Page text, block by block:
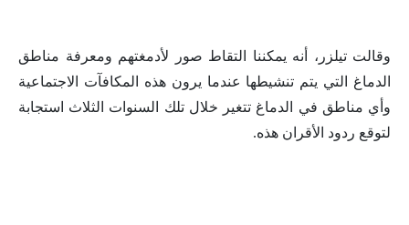
وقالت تيلزر، أنه يمكننا التقاط صور لأدمغتهم ومعرفة مناطق
الدماغ التي يتم تنشيطها عندما يرون هذه المكافآت الاجتماعية
وأي مناطق في الدماغ تتغير خلال تلك السنوات الثلاث استجابة
لتوقع ردود الأقران هذه.